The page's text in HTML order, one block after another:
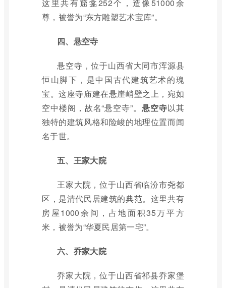
这里共有窟龛252个，造像51000余
尊，被誉为“东方雕塑艺术宝库”。
四、悬空寺
悬空寺，位于山西省大同市浑源县
恒山脚下，是中国古代建筑艺术的瑰
宝。这座寺庙建在悬崖峭壁之上，宛如
空中楼阁，故名“悬空寺”。 悬空寺以其
独特的建筑风格和险峻的地理位置而闻
名于世。
五、王家大院
王家大院，位于山西省临汾市尧都
区，是清代民居建筑的典范。这里共有
房屋1000余间，占地面积35万平方
米，被誉为“华夏民居第一宅”。
六、乔家大院
乔家大院，位于山西省祁县乔家堡